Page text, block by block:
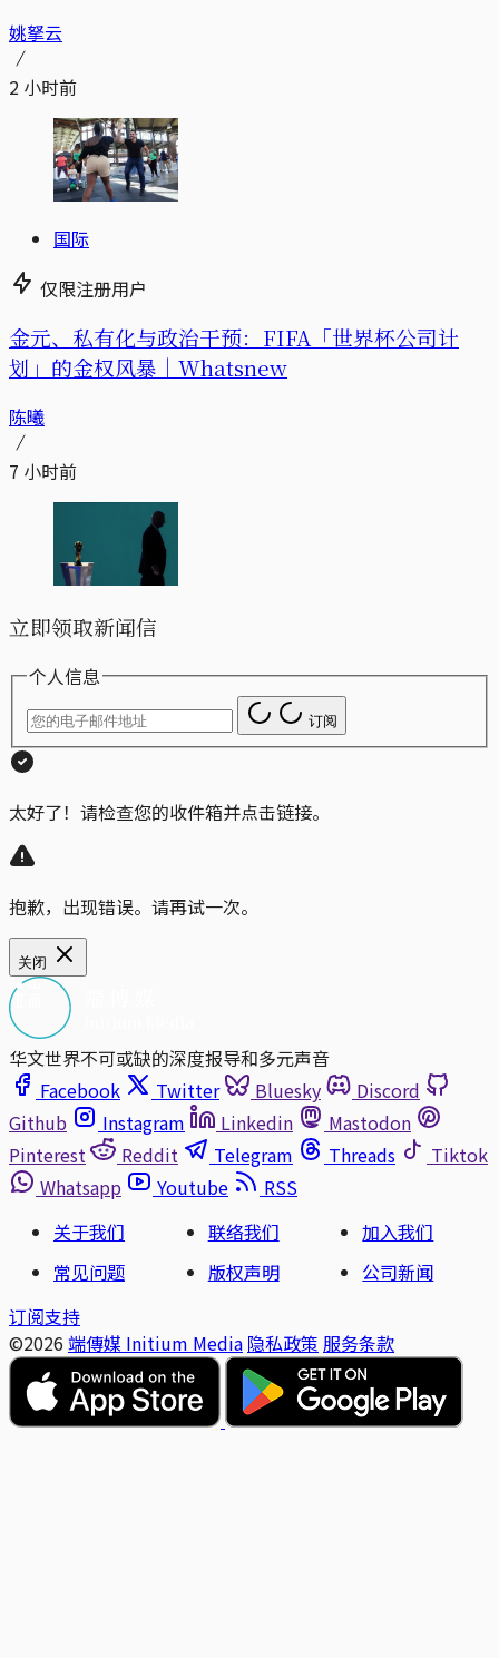
姚拏云
2 小时前
国际
仅限注册用户
金元、私有化与政治干预：FIFA「世界杯公司计
划」的金权风暴｜Whatsnew
陈曦
7 小时前
立即领取新闻信
个人信息
订阅
太好了！请检查您的收件箱并点击链接。
抱歉，出现错误。请再试一次。
关闭
华文世界不可或缺的深度报导和多元声音
Facebook
Twitter Bluesky
Discord
Github
Instagram Linkedin
Mastodon
Pinterest
Reddit Telegram Threads
Tiktok
Whatsapp
Youtube
RSS
关于我们
联络我们
加入我们
常见问题
版权声明
公司新闻
订阅支持
©2026 端傳媒 Initium Media 隐私政策 服务条款